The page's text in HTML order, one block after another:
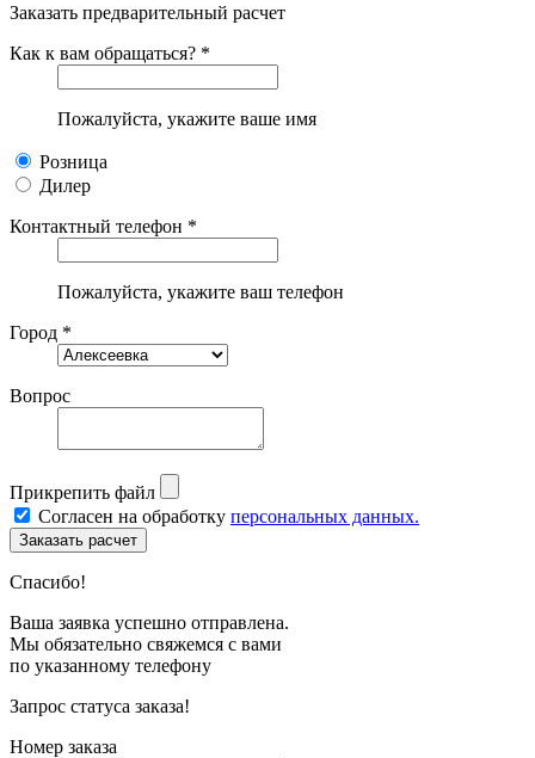
Заказать предварительный расчет
Как к вам обращаться? *
Пожалуйста, укажите ваше имя
Розница
Дилер
Контактный телефон *
Пожалуйста, укажите ваш телефон
Город *
Вопрос
Прикрепить файл
Согласен на обработку персональных данных.
Спасибо!
Ваша заявка успешно отправлена.
Мы обязательно свяжемся с вами
по указанному телефону
Запрос статуса заказа!
Номер заказа